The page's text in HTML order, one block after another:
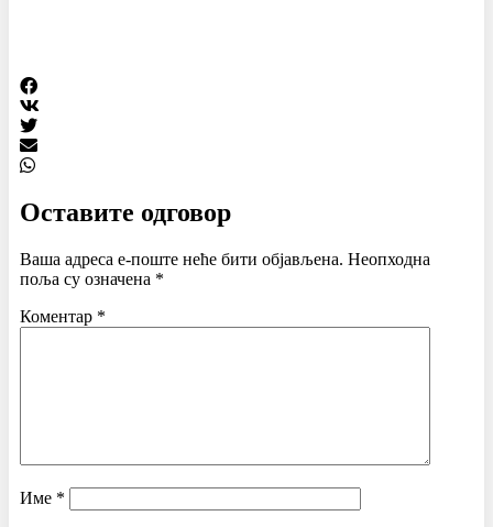
Оставите одговор
Ваша адреса е-поште неће бити објављена. Неопходна
поља су означена *
Коментар *
Име *